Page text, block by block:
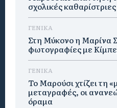
σχολικές καθαρίστριες
ΓΕΝΙΚΑ
Στη Μύκονο η Μαρίνα
φωτογραφίες με
ΓΕΝΙΚΑ
Το Μαρούσι χτίζει τη
μεταγραφές, οι
όραμα